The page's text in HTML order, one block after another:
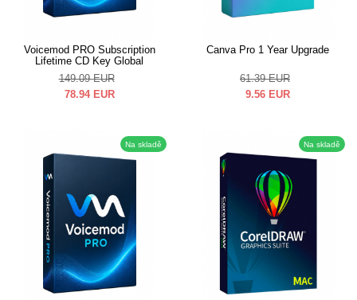
Voicemod PRO Subscription
Lifetime CD Key Global
149.09 EUR
78.94 EUR
Canva Pro 1 Year Upgrade
61.39 EUR
9.56 EUR
Na skladě Na skladě